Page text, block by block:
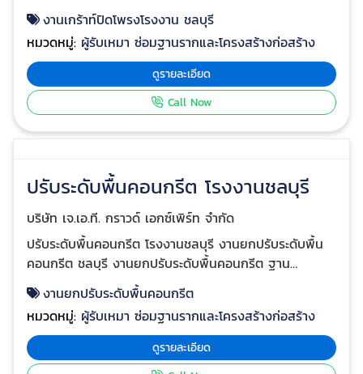
ซ่อมแซมพื้นทรุดโรงงานชลบุรี
บริษัท เจ.เอ.ที. กราวด์ เอกซ์เพิร์ท จำกัด
ซ่อมแซมพื้นทรุดโรงงานชลบุรี ซ่อมพื้นทรุดโรงงาน ชลบุรี
งานซ่อมแซมผิวหน้าคอนกรีตหลุดล่อน งานแก้ไขพื้นทรุด
และชั้นดินหลวม ด้วยการเกร้าท์คอนกรีตความหนืดสูง โกดัง